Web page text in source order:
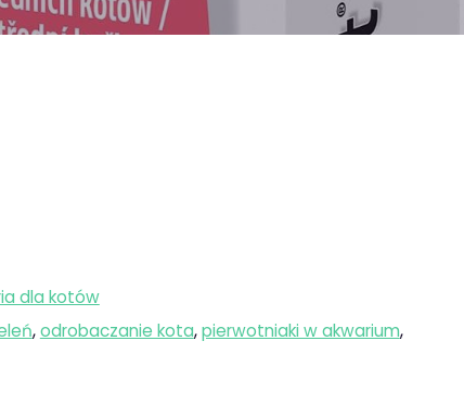
dla kotów
,odrobaczanie kota,pierwotniaki w akwarium,